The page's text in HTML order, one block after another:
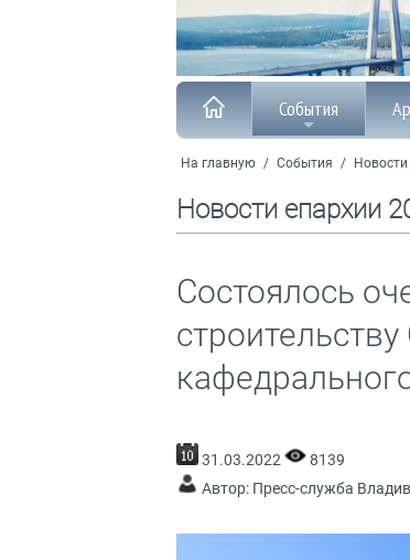
События
На главную / События /
Новости епархии
Состоялось
31.03.2022
8139
Автор: Пресс-служба